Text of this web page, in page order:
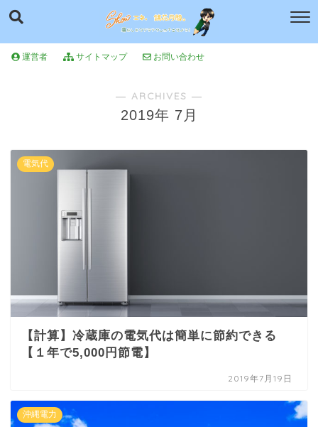
運営者 サイトマップ お問い合わせ
― ARCHIVES ―
2019年 7月
電気代
【計算】冷蔵庫の電気代は簡単に節約できる
【１年で5,000円節電】
2019年7月19日
沖縄電力